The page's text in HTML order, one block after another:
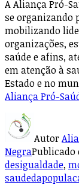
A Aliança Pró-
se organizando
mobilizando
organizações,
saúde e afins,
em atenção à
Estado e no
Aliança Pró-
Autor
NegraPublicado
desigualdade,